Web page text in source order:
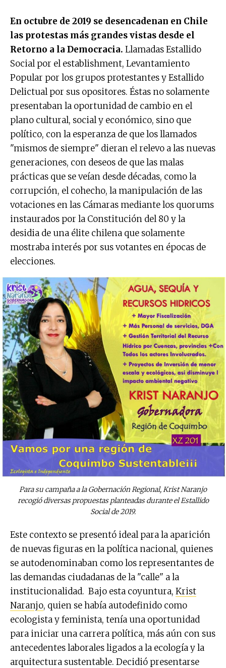
En octubre de 2019 se desencadenan en Chile
las protestas más grandes vistas desde el
Retorno a la Democracia. Llamadas Estallido
Social por el establishment, Levantamiento
Popular por los grupos protestantes y Estallido
Delictual por sus opositores. Éstas no solamente
presentaban la oportunidad de cambio en el
plano cultural, social y económico, sino que
político, con la esperanza de que los llamados
"mismos de siempre" dieran el relevo a las nuevas
generaciones, con deseos de que las malas
prácticas que se veían desde décadas, como la
corrupción, el cohecho, la manipulación de las
votaciones en las Cámaras mediante los quorums
instaurados por la Constitución del 80 y la
desidia de una élite chilena que solamente
mostraba interés por sus votantes en épocas de
elecciones.
Para su campaña a la Gobernación Regional, Krist Naranjo
recogió diversas propuestas planteadas durante el Estallido
Social de 2019.
Este contexto se presentó ideal para la aparición
de nuevas figuras en la política nacional, quienes
se autodenominaban como los representantes de
las demandas ciudadanas de la "calle" a la
institucionalidad. Bajo esta coyuntura, Krist
Naranjo, quien se había autodefinido como
ecologista y feminista, tenía una oportunidad
para iniciar una carrera política, más aún con sus
antecedentes laborales ligados a la ecología y la
arquitectura sustentable. Decidió presentarse